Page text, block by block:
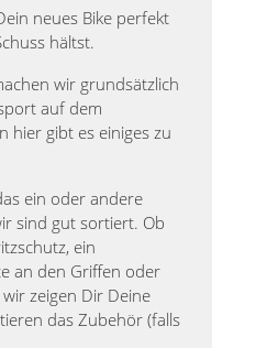
neues Bike perfekt
hältst.
wir grundsätzlich
auf dem
hier gibt es einiges zu
ein oder andere
sind gut sortiert. Ob
ein
an den Griffen oder
zeigen Dir Deine
das Zubehör (falls